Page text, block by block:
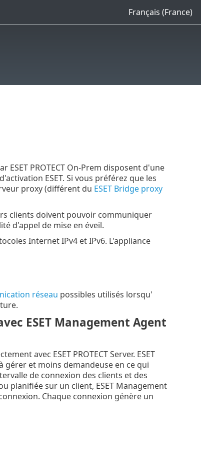
Français (France)
ESET PROTECT On-Prem disposent d'une
ESET. Si vous préférez que les
proxy (différent du ESET Bridge proxy
clients doivent pouvoir communiquer
d'appel de mise en éveil.
Internet IPv4 et IPv6. L'appliance
réseau possibles utilisés lorsqu'
ESET Management Agent
avec ESET PROTECT Server. ESET
et moins demandeuse en ce qui
de connexion des clients et des
planifiée sur un client, ESET Management
Chaque connexion génère un